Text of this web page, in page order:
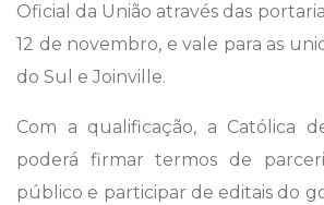
Oficial da União através das
12 de novembro, e vale para as
do Sul e Joinville.
Com a qualificação, a Católica
poderá firmar termos de
público e participar de editais do